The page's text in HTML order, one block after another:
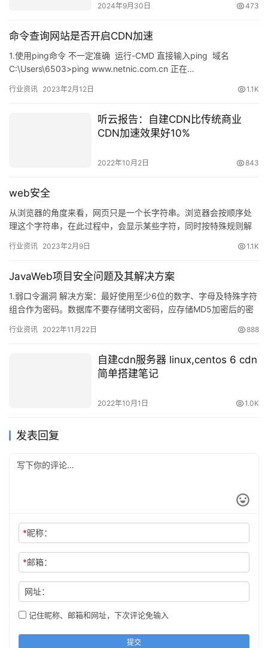
2024年9月30日 473
命令查询网站是否开启CDN加速
1.使用ping命令 不一定准确 运行-CMD 直接输入ping 域名
C:\Users\6503>ping www.netnic.com.cn 正在…
行业资讯 2023年2月12日 1.1K
听云报告：自建CDN比传统商业
CDN加速效果好10%
2022年10月2日 843
web安全
从浏览器的角度来看，网页只是一个长字符串。浏览器会按顺序处
理这个字符串，在此过程中，会显示某些字符，同时按特殊规则解
行业资讯 2023年2月9日 1.1K
JavaWeb项目安全问题及其解决方案
1.弱口令漏洞 解决方案：最好使用至少6位的数字、字母及特殊字符
组合作为密码。数据库不要存储明文密码，应存储MD5加密后的密
行业资讯 2022年11月22日 888
自建cdn服务器 linux,centos 6 cdn
简单搭建笔记
2022年10月1日 1.0K
发表回复
*昵称：
*邮箱：
网址：
记住昵称、邮箱和网址，下次评论免输入
提交